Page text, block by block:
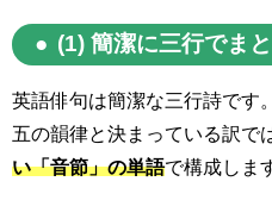
(1) 簡潔に三行でま
英語俳句は簡潔な三行詩です
五の韻律と決まっている訳で
い「音節」の単語で構成しま